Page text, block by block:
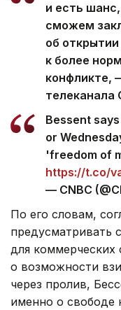
и есть
сможем
об
к более
конфликте,
телеканала
Bessent
or
'freedom of
https://t.co/
— CNBC
По его словам,
предусматривать
для коммерческих
о возможности
через пролив,
именно о свободе